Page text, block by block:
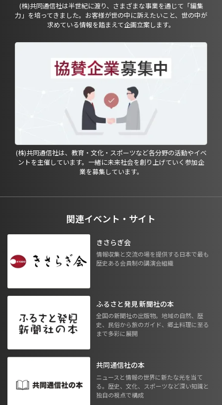
(株)共同通信社は半世紀に渡り、さまざまな事業を通じて「編集
力」を培ってきました。お客様が世の中に訴えたいこと、世の中が
求めている情報を踏まえて企画立案します。
(株)共同通信社は、教育・文化・スポーツなど各分野の活動やイベ
ントを主催しています。一緒に未来社会を創り上げていく参加企
業を募集しています。
関連イベント・サイト
きさらぎ会
情報収集と交流の場を提供する日本で最も
歴史ある会員制の講演会組織
ふるさと発見 新聞社の本
全国の新聞社の出版物。地域の自然、歴
史、民俗から旅のガイド、郷土料理に至る
まで多彩に展開
共同通信社の本
ニュースと情報の世界に新たな光を当て
る。歴史、文化、スポーツなど深い知識と
独自の視点で構成